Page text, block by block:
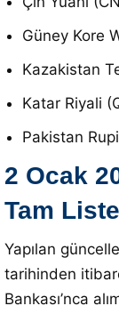
Güney Kore
Kazakistan
Katar Riyali
Pakistan
2 Ocak
Tam Liste
Yapılan
tarihinden
Bankası’nca